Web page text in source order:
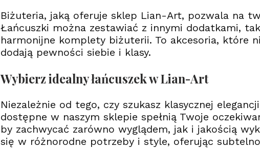
Biżuteria, jaką oferuje sklep Lian-Art, pozwala na
Łańcuszki można zestawiać z innymi dodatkami,
harmonijne komplety biżuterii. To akcesoria, które
dodają pewności siebie i klasy.
Wybierz idealny łańcuszek w Lian-Art
Niezależnie od tego, czy szukasz klasycznej
dostępne w naszym sklepie spełnią Twoje
by zachwycać zarówno wyglądem, jak i jakością
się w różnorodne potrzeby i style, oferując